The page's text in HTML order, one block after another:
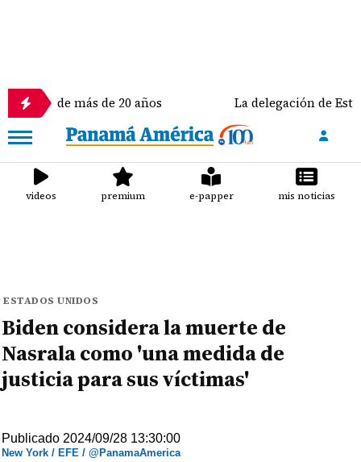
más de 20 años La delegación de Estados
videos premium e-papper mis noticias
ESTADOS UNIDOS
Biden considera la muerte de
Nasrala como 'una medida de
justicia para sus víctimas'
Publicado 2024/09/28 13:30:00
New York / EFE / @PanamaAmerica